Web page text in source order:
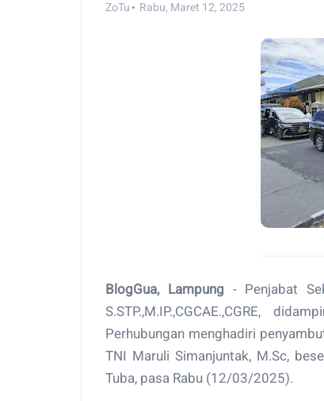
ZoTu Rabu, Maret 12, 2025
BlogGua, Lampung - Penjabat
S.STP.,M.IP.,CGCAE.,CGRE,
Perhubungan menghadiri
TNI Maruli Simanjuntak, M.Sc,
Tuba, pasa Rabu (12/03/2025).